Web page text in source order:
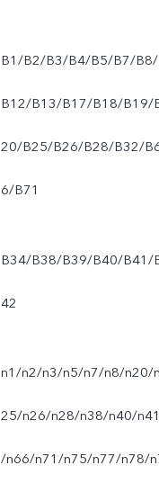
B1/B2/B3/B4/B5/B7/B8/
B12/B13/B17/B18/B19/
20/B25/B26/B28/B32/
6/B71
B34/B38/B39/B40/B41/
42
n1/n2/n3/n5/n7/n8/n20/
25/n26/n28/n38/n40/
/n66/n71/n75/n77/n78/